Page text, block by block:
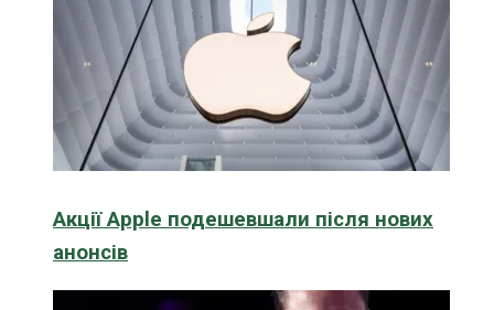
Акції Apple подешевшали після нових
анонсів